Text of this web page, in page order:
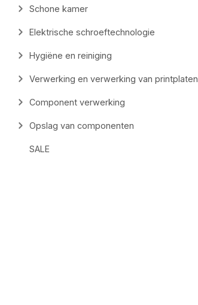
Schone kamer
Elektrische schroeftechnologie
Hygiëne en reiniging
Verwerking en verwerking van printplaten
Component verwerking
Opslag van componenten
SALE